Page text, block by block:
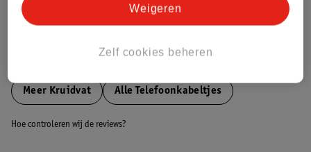
Bestel & Bezorginformatie
Meer Kruidvat Alle Telefoonkabeltjes
Hoe controleren wij de reviews?
Zelf cookies beheren
Weigeren